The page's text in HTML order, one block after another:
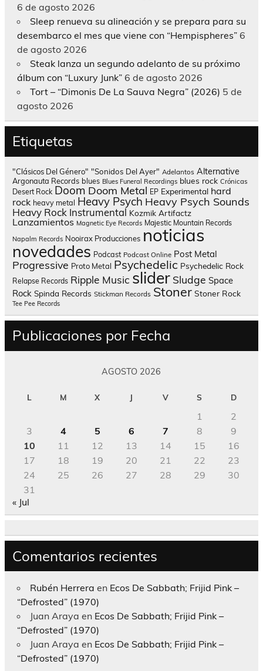
6 de agosto 2026
Sleep renueva su alineación y se prepara para su
desembarco el mes que viene con “Hempispheres” 6
de agosto 2026
Steak lanza un segundo adelanto de su próximo
álbum con “Luxury Junk” 6 de agosto 2026
Tort – “Dimonis De La Sauva Negra” (2026) 5 de
agosto 2026
Etiquetas
"Clásicos Del Género" "Sonidos Del Ayer" Adelantos Alternative
Argonauta Records blues Blues Funeral Recordings blues rock Crónicas
Desert Rock Doom Doom Metal EP Experimental hard
rock heavy metal Heavy Psych Heavy Psych Sounds
Heavy Rock Instrumental Kozmik Artifactz
Lanzamientos Magnetic Eye Records Majestic Mountain Records
Napalm Records Nooirax Producciones noticias
novedades Podcast Podcast Online Post Metal
Progressive Proto Metal Psychedelic Psychedelic Rock
Relapse Records Ripple Music slider Sludge Space
Rock Spinda Records Stickman Records Stoner Stoner Rock
Tee Pee Records
Publicaciones por Fecha
AGOSTO 2026
L M X J V S D
1
2
3
4 5 6 7 8
9
10
11 12 13 14 15
16
17
18 19 20 21 22
23
24
25 26 27 28 29
30
31
« Jul
Comentarios recientes
Rubén Herrera en Ecos De Sabbath; Frijid Pink –
“Defrosted” (1970)
Juan Araya en Ecos De Sabbath; Frijid Pink –
“Defrosted” (1970)
Juan Araya en Ecos De Sabbath; Frijid Pink –
“Defrosted” (1970)